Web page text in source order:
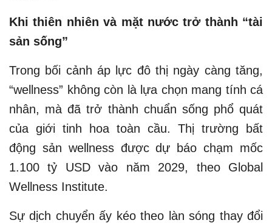
Khi thiên nhiên và mặt nước trở thành “tài
sản sống”
Trong bối cảnh áp lực đô thị ngày càng tăng,
“wellness” không còn là lựa chọn mang tính cá
nhân, mà đã trở thành chuẩn sống phổ quát
của giới tinh hoa toàn cầu. Thị trường bất
động sản wellness được dự báo chạm mốc
1.100 tỷ USD vào năm 2029, theo Global
Wellness Institute.
Sự dịch chuyển ấy kéo theo làn sóng thay đổi